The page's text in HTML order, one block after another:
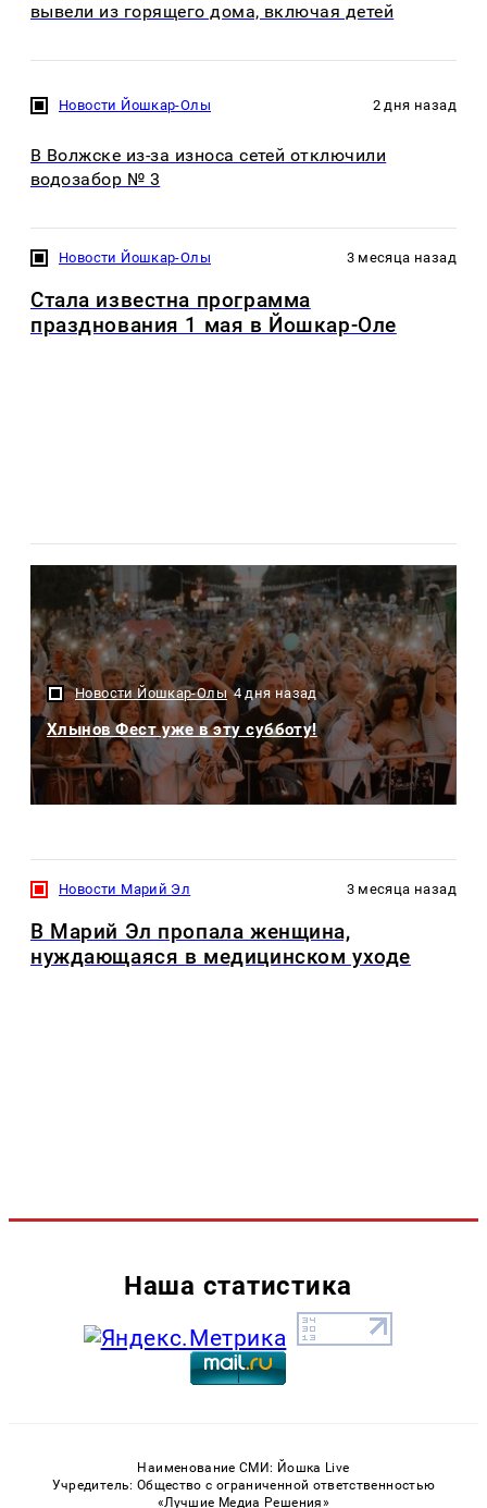
вывели из горящего дома, включая детей
Новости Йошкар-Олы 2 дня назад
В Волжске из-за износа сетей отключили
водозабор № 3
Новости Йошкар-Олы 3 месяца назад
Стала известна программа
празднования 1 мая в Йошкар-Оле
Новости Йошкар-Олы 4 дня назад
Хлынов Фест уже в эту субботу!
Новости Марий Эл 3 месяца назад
В Марий Эл пропала женщина,
нуждающаяся в медицинском уходе
Наша статистика
Наименование СМИ: Йошка Live
Учредитель: Общество с ограниченной ответственностью
«Лучшие Медиа Решения»